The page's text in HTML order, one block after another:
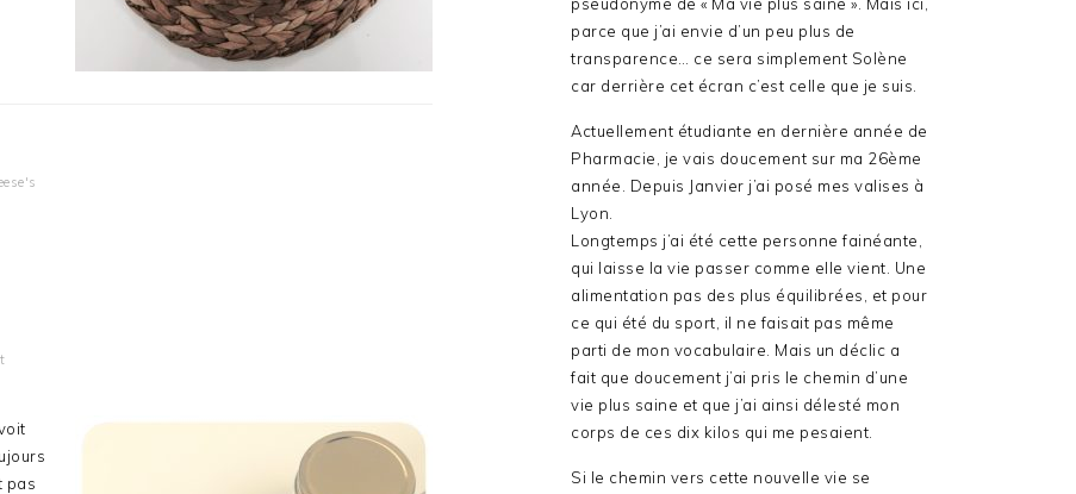
pas
parce que j’ai envie d’un peu plus de
transparence… ce sera simplement Solène
car derrière cet écran c’est celle que je suis.
Actuellement étudiante en dernière année de
Pharmacie, je vais doucement sur ma 26ème
année. Depuis Janvier j’ai posé mes valises à
Lyon.
Longtemps j’ai été cette personne fainéante,
qui laisse la vie passer comme elle vient. Une
alimentation pas des plus équilibrées, et pour
ce qui été du sport, il ne faisait pas même
parti de mon vocabulaire. Mais un déclic a
fait que doucement j’ai pris le chemin d’une
vie plus saine et que j’ai ainsi délesté mon
corps de ces dix kilos qui me pesaient.
Si le chemin vers cette nouvelle vie se